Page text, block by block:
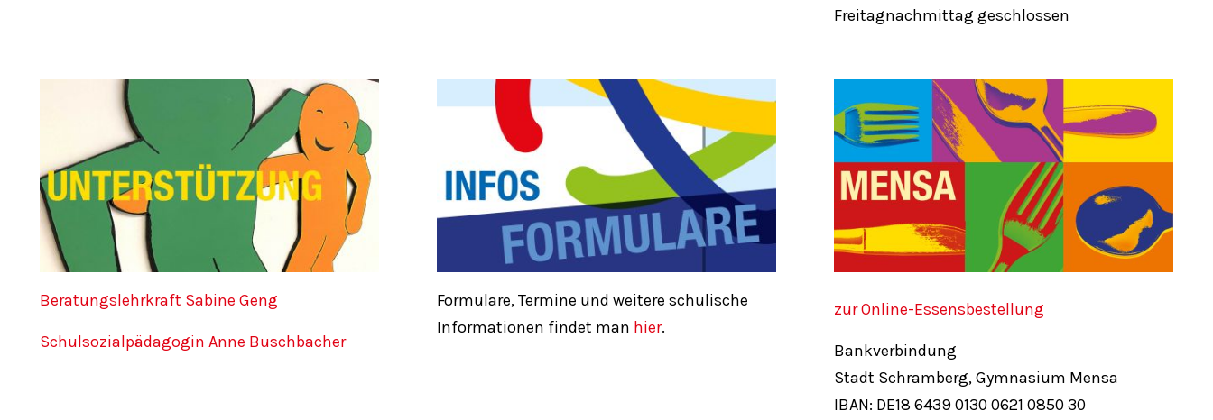
Freitagnachmittag geschlossen
Beratungslehrkraft Sabine Geng
Schulsozialpädagogin Anne Buschbacher
Formulare, Termine und weitere schulische
Informationen findet man hier.
zur Online-Essensbestellung
Bankverbindung
Stadt Schramberg, Gymnasium Mensa
IBAN: DE18 64390130 0621 0850 30